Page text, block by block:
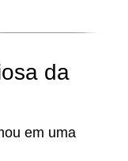
da
em uma